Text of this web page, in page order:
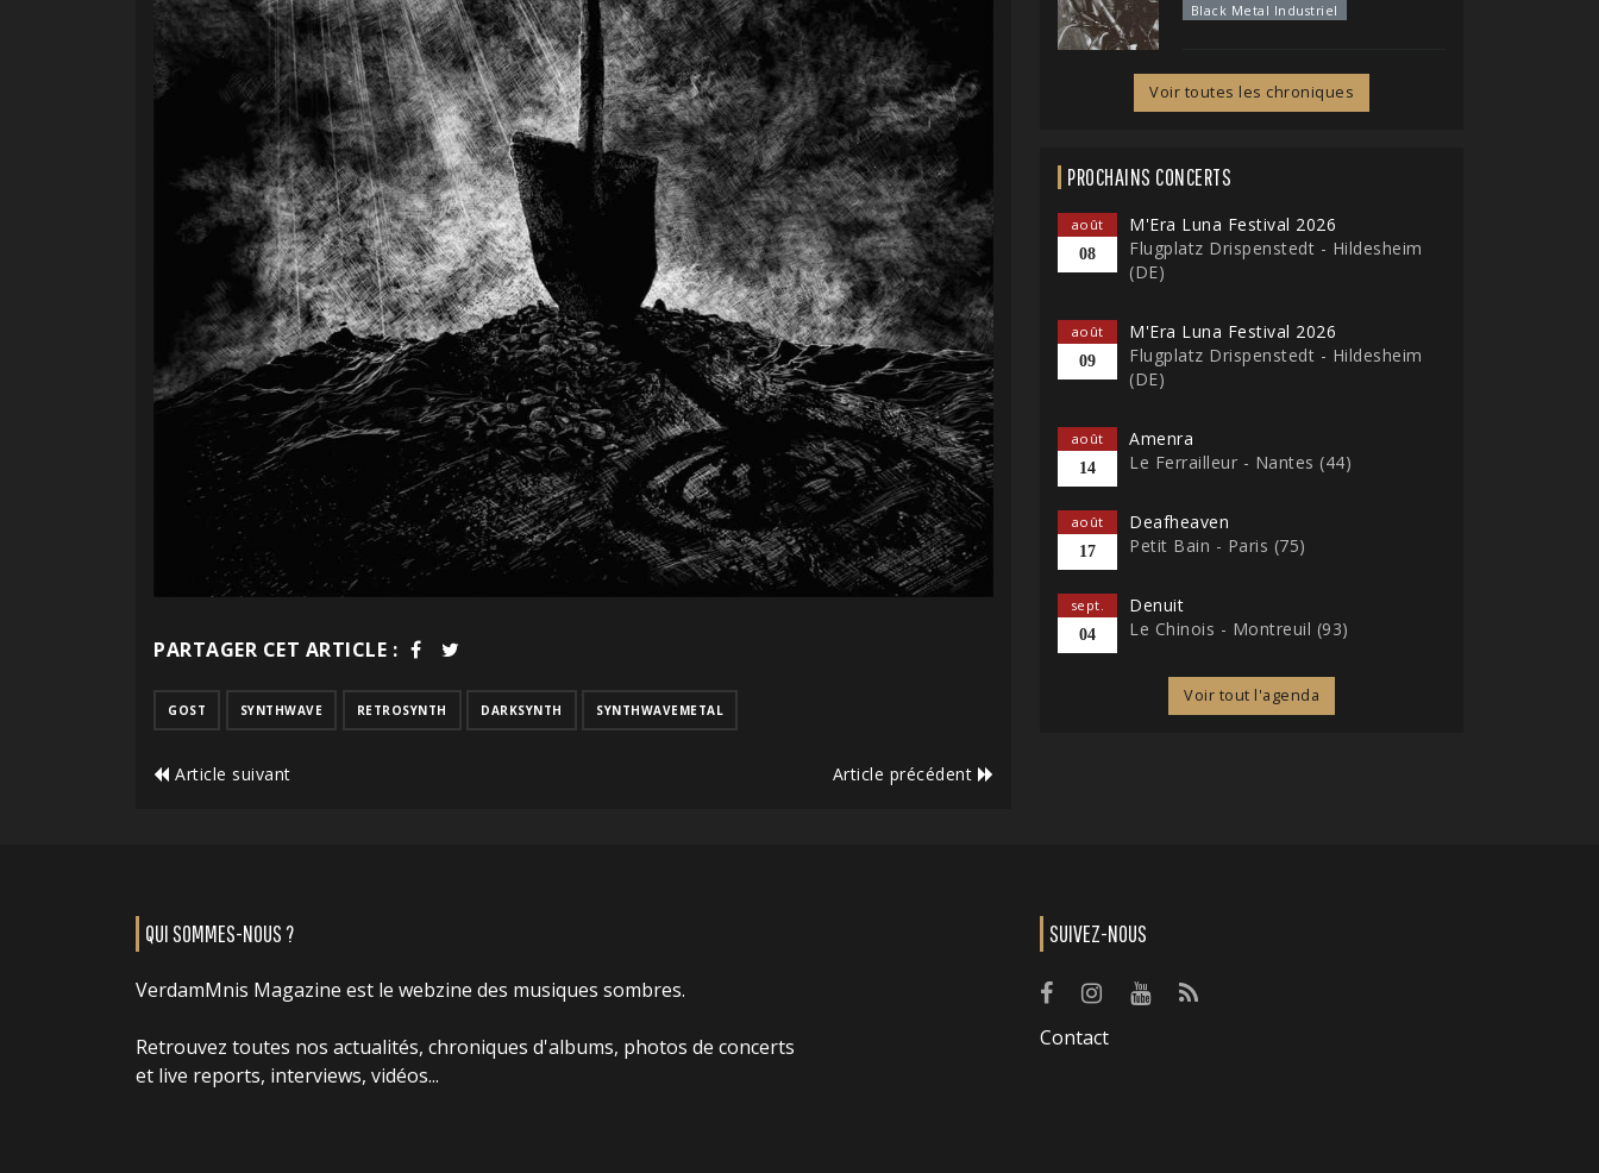
PARTAGER CET ARTICLE :
GOST SYNTHWAVE RETROSYNTH DARKSYNTH SYNTHWAVEMETAL
Article suivant Article précédent
Black Metal Industriel
Voir toutes les chroniques
PROCHAINS CONCERTS
août
08
M'Era Luna Festival 2026
Flugplatz Drispenstedt - Hildesheim
(DE)
août
09
M'Era Luna Festival 2026
Flugplatz Drispenstedt - Hildesheim
(DE)
août
14
Amenra
Le Ferrailleur - Nantes (44)
août
17
Deafheaven
Petit Bain - Paris (75)
sept.
04
Denuit
Le Chinois - Montreuil (93)
Voir tout l'agenda
QUI SOMMES-NOUS ?
VerdamMnis Magazine est le webzine des musiques sombres.
Retrouvez toutes nos actualités, chroniques d'albums, photos de concerts
et live reports, interviews, vidéos...
SUIVEZ-NOUS
Contact